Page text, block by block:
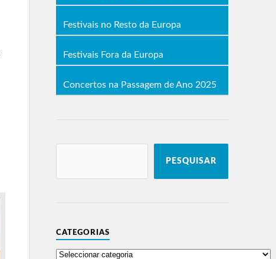
Festivais no Resto da Europa
Festivais Fora da Europa
Concertos na Passagem de Ano 2025
PESQUISAR
CATEGORIAS